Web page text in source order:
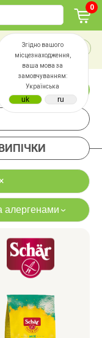
Згідно вашого
місцезнаходження,
ваша мова за
замовчуванням:
Українська
0
алергенами›
лактози